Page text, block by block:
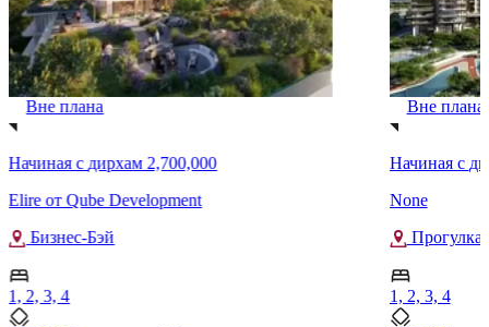
Вне плана
Начиная с дирхам 2,700,000
Elire от Qube Development
Бизнес-Бэй
1, 2, 3, 4
Вне плана
Начиная с
None
Прогулка
1, 2, 3, 4